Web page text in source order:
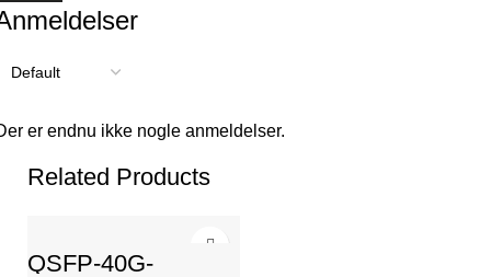
er endnu ikke nogle anmeldelser.
Related Products
QSFP-40G-